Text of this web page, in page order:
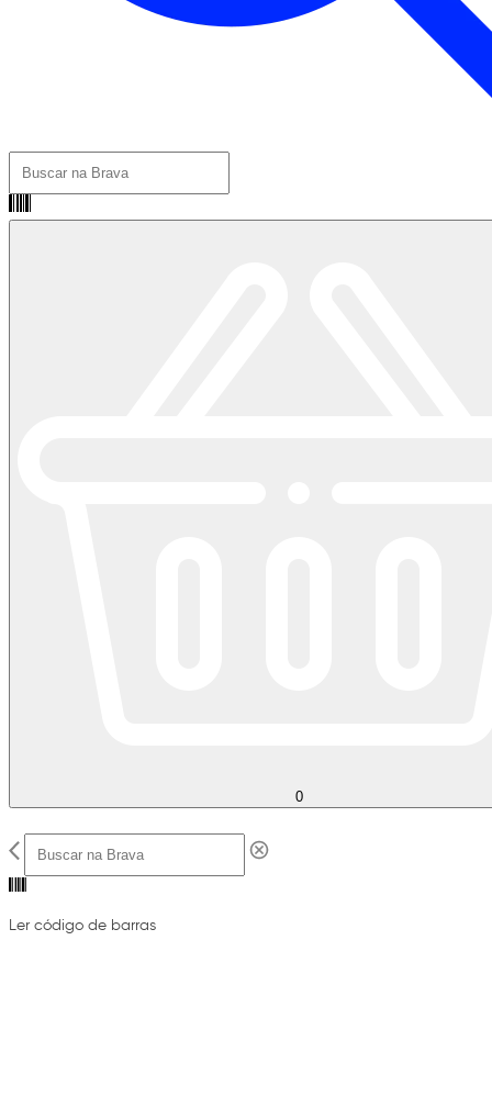
0
Ler código de barras